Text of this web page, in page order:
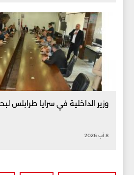
وزير الداخلية في سرايا طرابلس
8 آب 2026